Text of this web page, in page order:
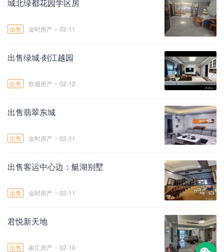
城北绿都花园学区房
出售 金时房产 02-11
出售绿城·剡江越园
出售 歌珊房产 02-12
出售翡翠东城
出售 金时房产 02-11
出售客运中心边：艇湖别墅
出售 金时房产 02-11
君悦新天地
出售 家汇房产 02-10